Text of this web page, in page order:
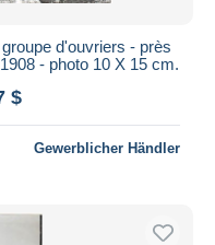
d'ouvriers - près
- photo 10 X 15 cm.
$
Gewerblicher Händler